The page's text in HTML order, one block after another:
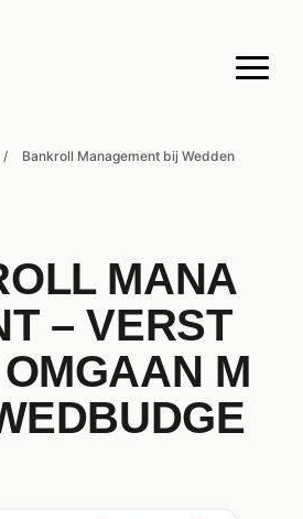
/ Bankroll Management bij Wedden
MANA
– VERST
M